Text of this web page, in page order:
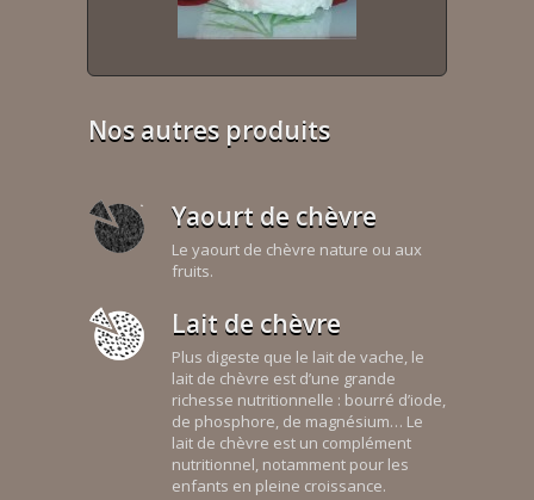
Nos autres produits
Yaourt de chèvre
Le yaourt de chèvre nature ou aux
fruits.
Lait de chèvre
Plus digeste que le lait de vache, le
lait de chèvre est d’une grande
richesse nutritionnelle : bourré d’iode,
de phosphore, de magnésium… Le
lait de chèvre est un complément
nutritionnel, notamment pour les
enfants en pleine croissance.